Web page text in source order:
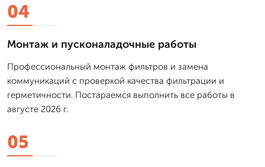
04
Монтаж и пусконаладочные работы
Профессиональный монтаж фильтров и замена
коммуникаций с проверкой качества фильтрации и
герметичности. Постараемся выполнить все работы в
августе 2026 г.
05